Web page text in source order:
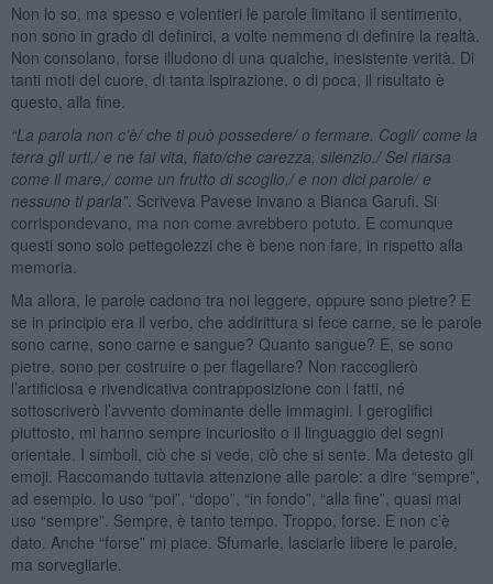
Non lo so, ma spesso e volentieri le parole limitano il sentimento,
non sono in grado di definirci, a volte nemmeno di definire la realtà.
Non consolano, forse illudono di una qualche, inesistente verità. Di
tanti moti del cuore, di tanta ispirazione, o di poca, il risultato è
questo, alla fine.
“La parola non c’è/ che ti può possedere/ o fermare. Cogli/ come la
terra gli urti,/ e ne fai vita, fiato/che carezza, silenzio./ Sei riarsa
come il mare,/ come un frutto di scoglio,/ e non dici parole/ e
nessuno ti parla”. Scriveva Pavese invano a Bianca Garufi. Si
corrispondevano, ma non come avrebbero potuto. E comunque
questi sono solo pettegolezzi che è bene non fare, in rispetto alla
memoria.
Ma allora, le parole cadono tra noi leggere, oppure sono pietre? E
se in principio era il verbo, che addirittura si fece carne, se le parole
sono carne, sono carne e sangue? Quanto sangue? E, se sono
pietre, sono per costruire o per flagellare? Non raccoglierò
l’artificiosa e rivendicativa contrapposizione con i fatti, né
sottoscriverò l’avvento dominante delle immagini. I geroglifici
piuttosto, mi hanno sempre incuriosito o il linguaggio dei segni
orientale. I simboli, ciò che si vede, ciò che si sente. Ma detesto gli
emoji. Raccomando tuttavia attenzione alle parole: a dire “sempre”,
ad esempio. Io uso “poi”, “dopo”, “in fondo”, “alla fine”, quasi mai
uso “sempre”. Sempre, è tanto tempo. Troppo, forse. E non c’è
dato. Anche “forse” mi piace. Sfumarle, lasciarle libere le parole,
ma sorvegliarle.